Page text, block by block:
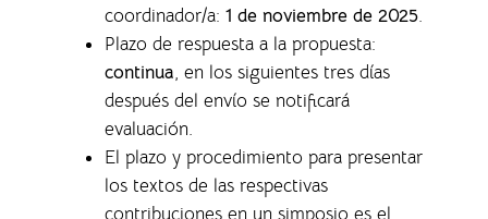
coordinador/a: 1 de noviembre de 2025.
Plazo de respuesta a la propuesta:
continua, en los siguientes tres días
después del envío se notificará
evaluación.
El plazo y procedimiento para presentar
los textos de las respectivas
contribuciones en un simposio es el